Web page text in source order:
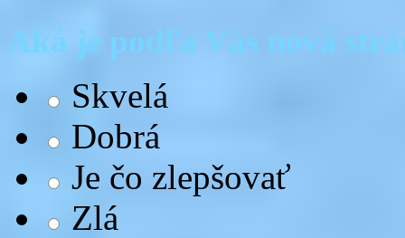
Aká je podľa Vás nová
Skvelá
Dobrá
Je čo zlepšovať
Zlá